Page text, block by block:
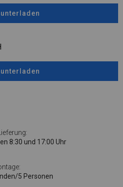
8:30 und 17:00 Uhr
5 Personen